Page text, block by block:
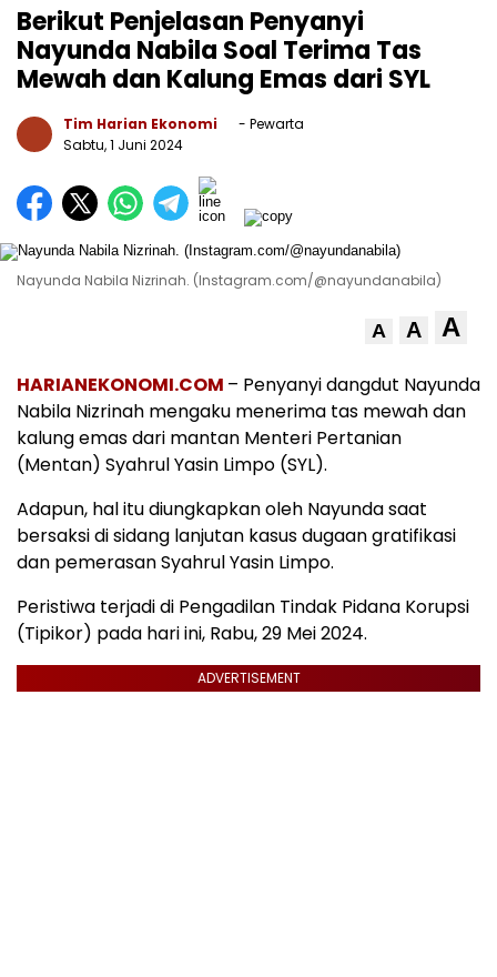
Berikut Penjelasan Penyanyi
Nayunda Nabila Soal Terima Tas
Mewah dan Kalung Emas dari SYL
Tim Harian Ekonomi
- Pewarta
Sabtu, 1 Juni 2024
Nayunda Nabila Nizrinah. (Instagram.com/@nayundanabila)
A A A
HARIANEKONOMI.COM – Penyanyi dangdut Nayunda
Nabila Nizrinah mengaku menerima tas mewah dan
kalung emas dari mantan Menteri Pertanian
(Mentan) Syahrul Yasin Limpo (SYL).
Adapun, hal itu diungkapkan oleh Nayunda saat
bersaksi di sidang lanjutan kasus dugaan gratifikasi
dan pemerasan Syahrul Yasin Limpo.
Peristiwa terjadi di Pengadilan Tindak Pidana Korupsi
(Tipikor) pada hari ini, Rabu, 29 Mei 2024.
ADVERTISEMENT